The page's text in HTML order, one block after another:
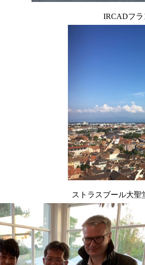
IRCADフラン
ストラスブール大聖